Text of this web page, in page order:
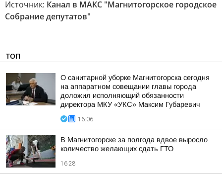
Источник: Канал в МАКС "Магнитогорское городское
Собрание депутатов"
ТОП
О санитарной уборке Магнитогорска сегодня
на аппаратном совещании главы города
доложил исполняющий обязанности
директора МКУ «УКС» Максим Губаревич
16:06
В Магнитогорске за полгода вдвое выросло
количество желающих сдать ГТО
16:28